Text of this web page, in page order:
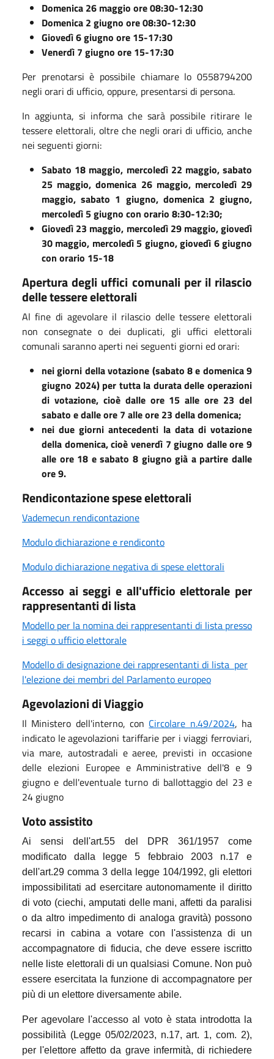
Domenica 26 maggio ore 08:30-12:30
Domenica 2 giugno ore 08:30-12:30
Giovedì 6 giugno ore 15-17:30
Venerdì 7 giugno ore 15-17:30
Per prenotarsi è possibile chiamare lo 0558794200
negli orari di ufficio, oppure, presentarsi di persona.
In aggiunta, si informa che sarà possibile ritirare le
tessere elettorali, oltre che negli orari di ufficio, anche
nei seguenti giorni:
Sabato 18 maggio, mercoledì 22 maggio, sabato
25 maggio, domenica 26 maggio, mercoledì 29
maggio, sabato 1 giugno, domenica 2 giugno,
mercoledì 5 giugno con orario 8:30-12:30;
Giovedì 23 maggio, mercoledì 29 maggio, giovedì
30 maggio, mercoledì 5 giugno, giovedì 6 giugno
con orario 15-18
Apertura degli uffici comunali per il rilascio
delle tessere elettorali
Al fine di agevolare il rilascio delle tessere elettorali
non consegnate o dei duplicati, gli uffici elettorali
comunali saranno aperti nei seguenti giorni ed orari:
nei giorni della votazione (sabato 8 e domenica 9
giugno 2024) per tutta la durata delle operazioni
di votazione, cioè dalle ore 15 alle ore 23 del
sabato e dalle ore 7 alle ore 23 della domenica;
nei due giorni antecedenti la data di votazione
della domenica, cioè venerdì 7 giugno dalle ore 9
alle ore 18 e sabato 8 giugno già a partire dalle
ore 9.
Rendicontazione spese elettorali
Vademecun rendicontazione
Modulo dichiarazione e rendiconto
Modulo dichiarazione negativa di spese elettorali
Accesso ai seggi e all'ufficio elettorale per
rappresentanti di lista
Modello per la nomina dei rappresentanti di lista presso
i seggi o ufficio elettorale
Modello di designazione dei rappresentanti di lista per
l'elezione dei membri del Parlamento europeo
Agevolazioni di Viaggio
Il Ministero dell'interno, con Circolare n.49/2024, ha
indicato le agevolazioni tariffarie per i viaggi ferroviari,
via mare, autostradali e aeree, previsti in occasione
delle elezioni Europee e Amministrative dell'8 e 9
giugno e dell'eventuale turno di ballottaggio del 23 e
24 giugno
Voto assistito
Ai sensi dell'art.55 del DPR 361/1957 come
modificato dalla legge 5 febbraio 2003 n.17 e
dell'art.29 comma 3 della legge 104/1992, gli elettori
impossibilitati ad esercitare autonomamente il diritto
di voto (ciechi, amputati delle mani, affetti da paralisi
o da altro impedimento di analoga gravità) possono
recarsi in cabina a votare con l'assistenza di un
accompagnatore di fiducia, che deve essere iscritto
nelle liste elettorali di un qualsiasi Comune. Non può
essere esercitata la funzione di accompagnatore per
più di un elettore diversamente abile.
Per agevolare l'accesso al voto è stata introdotta la
possibilità (Legge 05/02/2023, n.17, art. 1, com. 2),
per l'elettore affetto da grave infermità, di richiedere